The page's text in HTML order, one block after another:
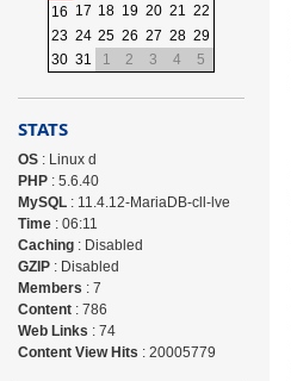
16 17 18 19 20 21 22
23 24 25 26 27 28 29
30 31 1 2 3 4 5
STATS
OS: Linux d
PHP: 5.6.40
MySQL: 11.4.12-MariaDB-cll-lve
Time: 06:11
Caching: Disabled
GZIP: Disabled
Members : 7
Content: 786
Web Links : 74
Content View Hits : 20005779